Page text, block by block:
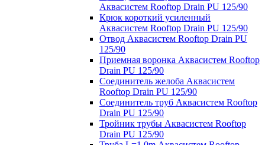
Аквасистем Rooftop Drain PU 125/90
Крюк короткий усиленный
Аквасистем Rooftop Drain PU 125/90
Отвод Аквасистем Rooftop Drain PU
125/90
Приемная воронка Аквасистем Rooftop
Drain PU 125/90
Соединитель желоба Аквасистем
Rooftop Drain PU 125/90
Соединитель труб Аквасистем Rooftop
Drain PU 125/90
Тройник трубы Аквасистем Rooftop
Drain PU 125/90